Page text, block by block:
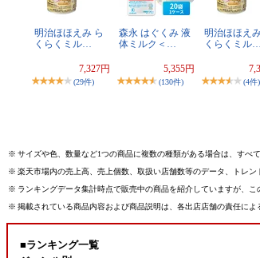
明治ほほえみ ら
くらくミル…
7,327円
(29件)
森永 はぐくみ 液
体ミルク＜…
5,355円
(130件)
明治ほほえ
くらくミル…
(4件)
※ サイズや色、数量など1つの商品に複数の種類がある場合は、すべ
※ 楽天市場内の売上高、売上個数、取扱い店舗数等のデータ、トレ
※ ランキングデータ集計時点で販売中の商品を紹介していますが、
※ 掲載されている商品内容および商品説明は、各出店店舗の責任に
■ランキング一覧